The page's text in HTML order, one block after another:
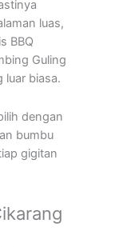
luas,
BBQ
Guling
luar biasa.
dengan
bumbu
gigitan